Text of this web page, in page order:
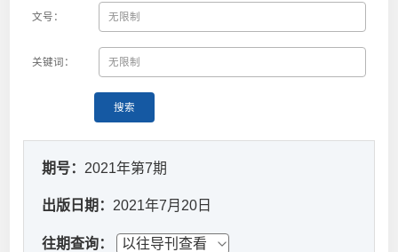
文号：
关键词：
搜索
期号： 2021年第7期
出版日期： 2021年7月20日
往期查询：